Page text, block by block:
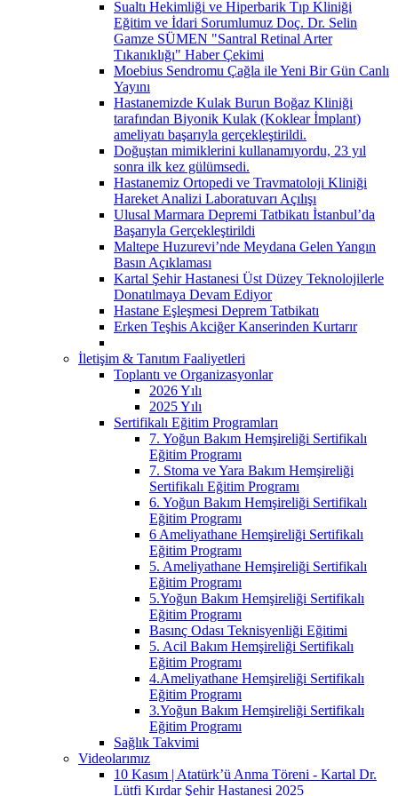
Sualtı Hekimliği ve Hiperbarik Tıp Kliniği
Eğitim ve İdari Sorumlumuz Doç. Dr. Selin
Gamze SÜMEN "Santral Retinal Arter
Tıkanıklığı" Haber Çekimi
Moebius Sendromu Çağla ile Yeni Bir Gün Canlı
Yayını
Hastanemizde Kulak Burun Boğaz Kliniği
tarafından Biyonik Kulak (Koklear İmplant)
ameliyatı başarıyla gerçekleştirildi.
Doğuştan mimiklerini kullanamıyordu, 23 yıl
sonra ilk kez gülümsedi.
Hastanemiz Ortopedi ve Travmatoloji Kliniği
Hareket Analizi Laboratuvarı Açılışı
Ulusal Marmara Depremi Tatbikatı İstanbul’da
Başarıyla Gerçekleştirildi
Maltepe Huzurevi’nde Meydana Gelen Yangın
Basın Açıklaması
Kartal Şehir Hastanesi Üst Düzey Teknolojilerle
Donatılmaya Devam Ediyor
Hastane Eşleşmesi Deprem Tatbikatı
Erken Teşhis Akciğer Kanserinden Kurtarır
İletişim & Tanıtım Faaliyetleri
Toplantı ve Organizasyonlar
2026 Yılı
2025 Yılı
Sertifikalı Eğitim Programları
7. Yoğun Bakım Hemşireliği Sertifikalı
Eğitim Programı
7. Stoma ve Yara Bakım Hemşireliği
Sertifikalı Eğitim Programı
6. Yoğun Bakım Hemşireliği Sertifikalı
Eğitim Programı
6 Ameliyathane Hemşireliği Sertifikalı
Eğitim Programı
5. Ameliyathane Hemşireliği Sertifikalı
Eğitim Programı
5.Yoğun Bakım Hemşireliği Sertifikalı
Eğitim Programı
Basınç Odası Teknisyenliği Eğitimi
5. Acil Bakım Hemşireliği Sertifikalı
Eğitim Programı
4.Ameliyathane Hemşireliği Sertifikalı
Eğitim Programı
3.Yoğun Bakım Hemşireliği Sertifikalı
Eğitim Programı
Sağlık Takvimi
Videolarımız
10 Kasım | Atatürk’ü Anma Töreni - Kartal Dr.
Lütfi Kırdar Şehir Hastanesi 2025